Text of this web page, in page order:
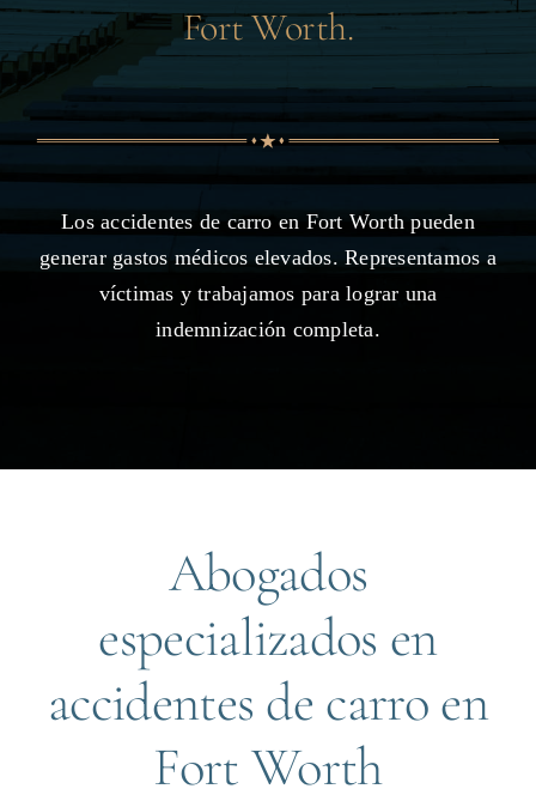
Fort Worth.
Los accidentes de carro en Fort Worth pueden
generar gastos médicos elevados. Representamos a
víctimas y trabajamos para lograr una
indemnización completa.
Abogados
especializados en
accidentes de carro en
Fort Worth